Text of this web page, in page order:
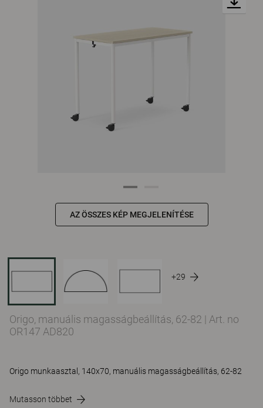
AZ ÖSSZES KÉP MEGJELENÍTÉSE
+29
Origo, manuális magasságbeállítás, 62-82 | Art. no
OR147 AD820
Origo munkaasztal, 140x70, manuális magasságbeállítás, 62-82
Mutasson többet